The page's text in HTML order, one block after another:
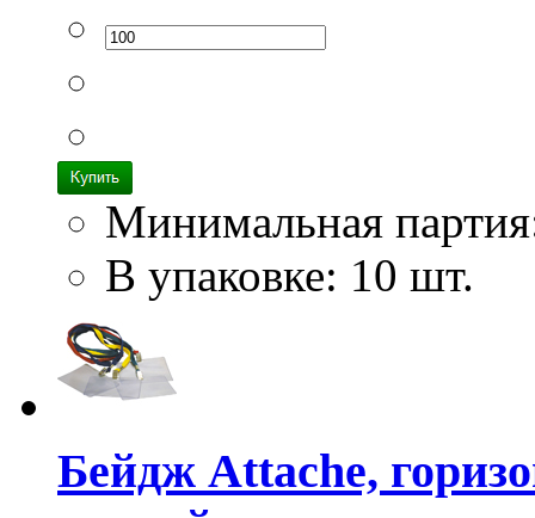
Минимальная
В упаковке: 10 шт.
Бейдж Attache,